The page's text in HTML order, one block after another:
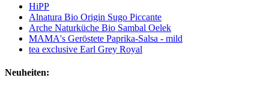
HiPP
Alnatura Bio Origin Sugo Piccante
Arche Naturküche Bio Sambal Oelek
MAMA's Geröstete Paprika-Salsa - mild
tea exclusive Earl Grey Royal
Neuheiten: